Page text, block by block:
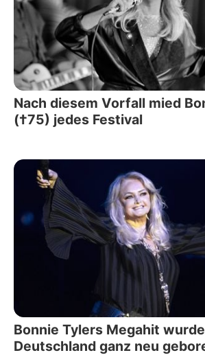
Nach diesem Vorfall mied
(†75) jedes Festival
Bonnie Tylers Megahit
Deutschland ganz neu